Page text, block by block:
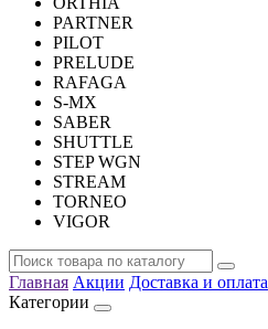
PARTNER
PILOT
PRELUDE
RAFAGA
S-MX
SABER
SHUTTLE
STEP WGN
STREAM
TORNEO
VIGOR
Главная Акции Доставка и оплата
Категории